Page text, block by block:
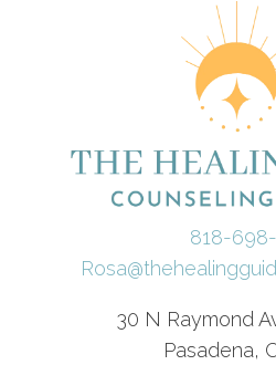
818-
30 N Raymond
Pasadena,